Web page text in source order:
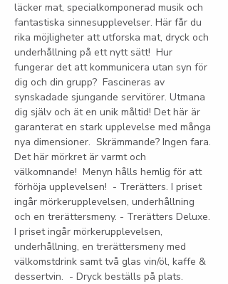
läcker mat, specialkomponerad musik och
fantastiska sinnesupplevelser. Här får du
rika möjligheter att utforska mat, dryck och
underhållning på ett nytt sätt!  Hur
fungerar det att kommunicera utan syn för
dig och din grupp?  Fascineras av
synskadade sjungande servitörer. Utmana
dig själv och ät en unik måltid! Det här är
garanterat en stark upplevelse med många
nya dimensioner.  Skrämmande? Ingen fara.
Det här mörkret är varmt och
välkomnande!  Menyn hålls hemlig för att
förhöja upplevelsen!  - Trerätters. I priset
ingår mörkerupplevelsen, underhållning
och en trerättersmeny. - Trerätters Deluxe.
I priset ingår mörkerupplevelsen,
underhållning, en trerättersmeny med
välkomstdrink samt två glas vin/öl, kaffe &
dessertvin.  - Dryck beställs på plats.